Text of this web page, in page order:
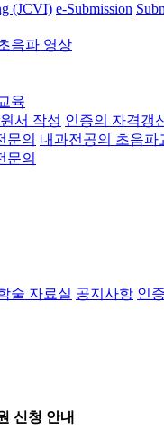
(JCVI) e-Submission
음파 영상
육
서 작성 인증의 자격갱
문의 내과전공의 초음파
문의
술 자료실 공지사항 인
신청 안내